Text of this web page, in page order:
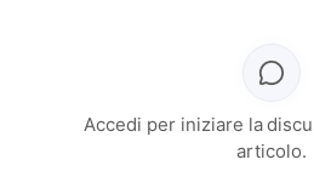
Accedi per iniziare la
articolo.